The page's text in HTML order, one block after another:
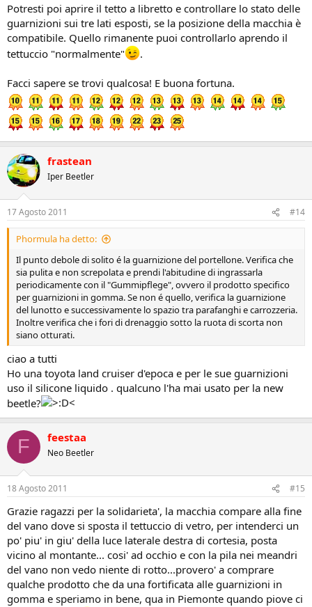
Potresti poi aprire il tetto a libretto e controllare lo stato delle
guarnizioni sui tre lati esposti, se la posizione della macchia è
compatibile. Quello rimanente puoi controllarlo aprendo il
tettuccio "normalmente"
.
Facci sapere se trovi qualcosa! E buona fortuna.
frastean
Iper Beetler
17 Agosto 2011 #14
Phormula ha detto:
Il punto debole di solito é la guarnizione del portellone. Verifica che
sia pulita e non screpolata e prendi l'abitudine di ingrassarla
periodicamente con il "Gummipflege", ovvero il prodotto specifico
per guarnizioni in gomma. Se non é quello, verifica la guarnizione
del lunotto e successivamente lo spazio tra parafanghi e carrozzeria.
Inoltre verifica che i fori di drenaggio sotto la ruota di scorta non
siano otturati.
ciao a tutti
Ho una toyota land cruiser d'epoca e per le sue guarnizioni
uso il silicone liquido . qualcuno l'ha mai usato per la new
beetle?
F feestaa
Neo Beetler
18 Agosto 2011 #15
Grazie ragazzi per la solidarieta', la macchia compare alla fine
del vano dove si sposta il tettuccio di vetro, per intenderci un
po' piu' in giu' della luce laterale destra di cortesia, posta
vicino al montante... cosi' ad occhio e con la pila nei meandri
del vano non vedo niente di rotto...provero' a comprare
qualche prodotto che da una fortificata alle guarnizioni in
gomma e speriamo in bene, qua in Piemonte quando piove ci